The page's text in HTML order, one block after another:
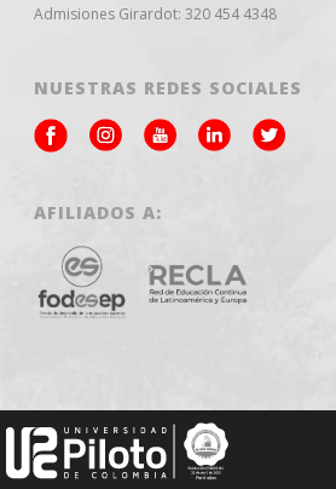
Admisiones Girardot: 320 454 4348
NUESTRAS REDES SOCIALES
AFILIADOS A: